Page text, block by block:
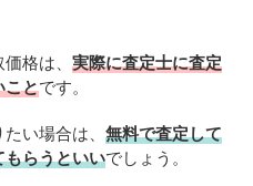
格は、 実際に査定士に査定
ことです。
い場合は、 無料で査定して
らうといいでしょう。